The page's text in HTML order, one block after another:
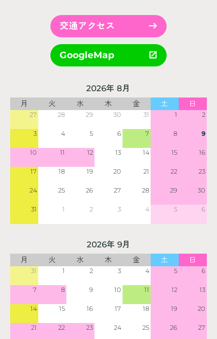
交通アクセス
GoogleMap
2026年 8月
月 火 水 木 金 土 日
27 28 29 30 31 1 2
3 4 5 6 7 8 9
10 11 12 13 14 15 16
17 18 19 20 21 22 23
24 25 26 27 28 29 30
31 1 2 3 4 5 6
2026年 9月
月 火 水 木 金 土 日
31 1 2 3 4 5 6
7 8 9 10 11 12 13
14 15 16 17 18 19 20
21 22 23 24 25 26 27